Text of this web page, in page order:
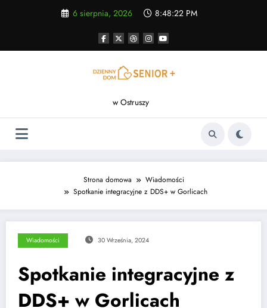
6 sierpnia, 2026 8:48:23 PM
w Ostruszy
Strona domowa
Wiadomości
Spotkanie integracyjne z DDS+ w Gorlicach
Wiadomości 30 Września, 2024
Spotkanie integracyjne z
DDS+ w Gorlicach